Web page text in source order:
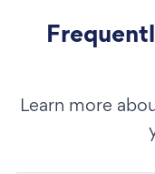
Learn more